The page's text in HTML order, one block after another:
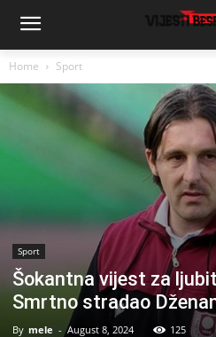
Home Sport
Sport
Šokantna vijest za
Smrtno stradao
By mele - August 8, 2024 125